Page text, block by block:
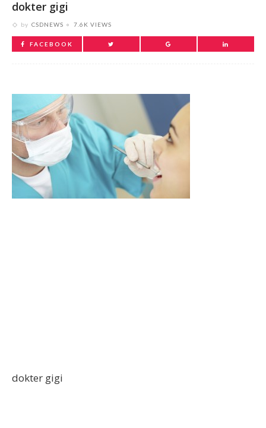
dokter gigi
by CSDNEWS 7.6K VIEWS
FACEBOOK
dokter gigi